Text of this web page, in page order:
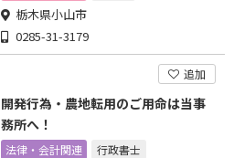
栃木県小山市
0285-31-3179
追加
開発行為・農地転用のご用命は当事
務所へ！
法律・会計関連 行政書士